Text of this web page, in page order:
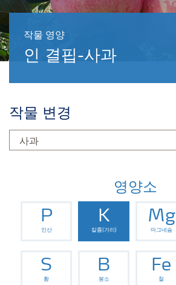
작물 영양
인 결핍-사과
작물 변경
영양소
P
인산
K
칼륨(가리)
Mg
마그네슘
S
황
B
붕소
Fe
철